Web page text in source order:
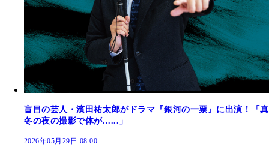
盲目の芸人・濱田祐太郎がドラマ『銀河の一票』に出演！「真
冬の夜の撮影で体が......」
2026年05月29日 08:00